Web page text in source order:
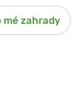
mé zahrady